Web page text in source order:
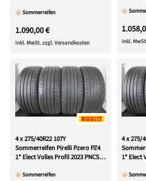
Sommerreifen
1.090,00 €
inkl. MwSt. zzgl. Versandkosten inkl.
4 x 275/40R22 107Y
Sommerreifen Pirelli Pzero PZ4
1* Elect Volles Profil 2023 PNCS
Sommerreifen
4 x 275/
1* Elect